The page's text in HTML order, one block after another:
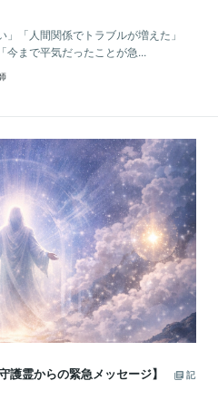
」「人間関係でトラブルが増えた」
今まで平気だったことが急...
護霊からの緊急メッセージ】
記